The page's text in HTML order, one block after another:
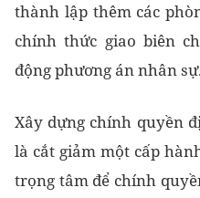
thành lập thêm các
chính thức giao biên
động phương án nhân sự.
Xây dựng chính quyền
là cắt giảm một cấp
trọng tâm để chính